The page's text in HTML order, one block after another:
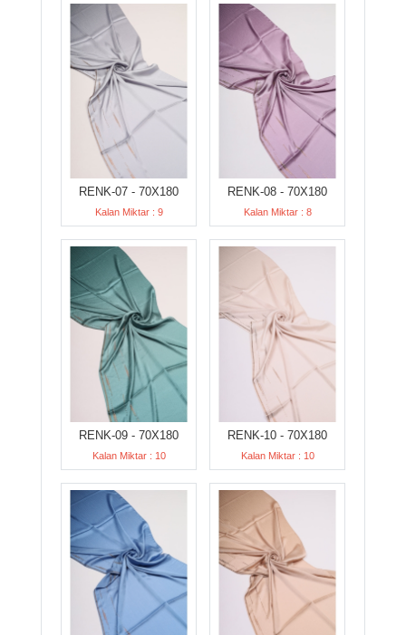
RENK-07 - 70X180
Kalan Miktar : 9
RENK-08 - 70X180
Kalan Miktar : 8
RENK-09 - 70X180
Kalan Miktar : 10
RENK-10 - 70X180
Kalan Miktar : 10